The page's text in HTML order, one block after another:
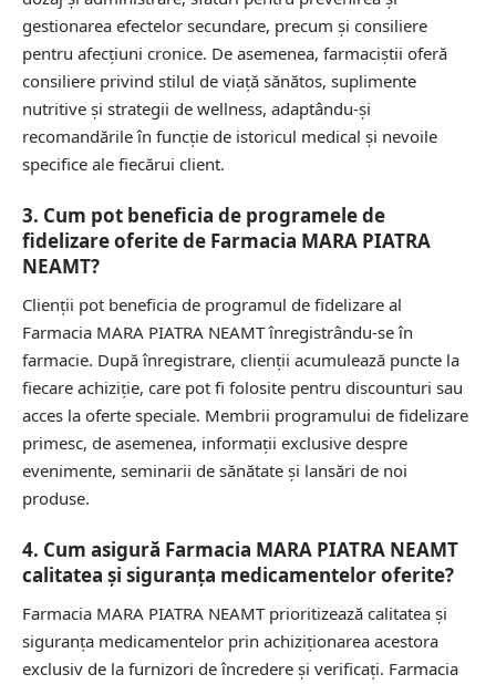
gestionarea efectelor secundare, precum și consiliere
pentru afecțiuni cronice. De asemenea, farmaciștii oferă
consiliere privind stilul de viață sănătos, suplimente
nutritive și strategii de wellness, adaptându-și
recomandările în funcție de istoricul medical și nevoile
specifice ale fiecărui client.
3. Cum pot beneficia de programele de
fidelizare oferite de Farmacia MARA PIATRA
NEAMT?
Clienții pot beneficia de programul de fidelizare al
Farmacia MARA PIATRA NEAMT înregistrându-se în
farmacie. După înregistrare, clienții acumulează puncte la
fiecare achiziție, care pot fi folosite pentru discounturi sau
acces la oferte speciale. Membrii programului de fidelizare
primesc, de asemenea, informații exclusive despre
evenimente, seminarii de sănătate și lansări de noi
produse.
4. Cum asigură Farmacia MARA PIATRA NEAMT
calitatea și siguranța medicamentelor oferite?
Farmacia MARA PIATRA NEAMT prioritizează calitatea și
siguranța medicamentelor prin achiziționarea acestora
exclusiv de la furnizori de încredere și verificați. Farmacia